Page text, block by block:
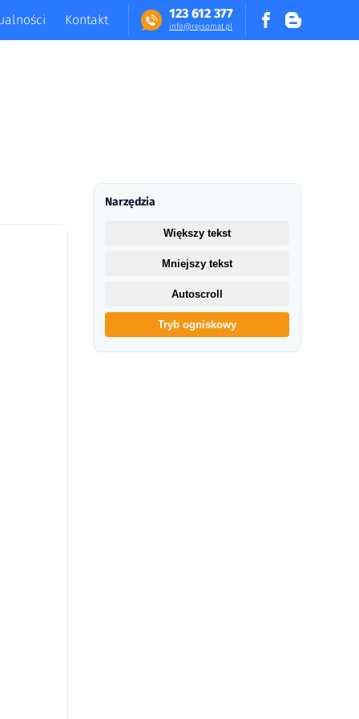
123 612 377
in​fo​@​​rej​somat​.​pl
Kontakt
Narzędzia
Większy tekst
Mniejszy tekst
Autoscroll
Tryb ogniskowy